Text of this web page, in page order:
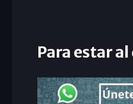
Para estar al